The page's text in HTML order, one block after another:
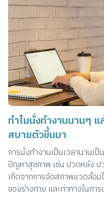
ทำไมนั่งทำงานนานๆ
สบายตัวขึ้นมา
การนั่งทำงานเป็นเวลานานเ
ปัญหาสุขภาพ เช่น ปวดหลัง
เกิดจากการจัดสภาพแวดล้อม
ของร่างกาย และท่าทางในกา